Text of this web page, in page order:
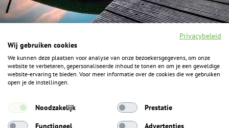
F
a
c
o
o
I
n
s
g
Y
o
u
b
P
i
n
ALGEMENE INFORMATIE
Het Geheim over de grens zijn de Duitse vakantieregio’s
Privacybeleid
Wij gebruiken cookies
We kunnen deze plaatsen voor analyse van onze bezoekersgegevens, om onze
website te verbeteren, gepersonaliseerde inhoud te tonen en om je een geweldige
website-ervaring te bieden. Voor meer informatie over de cookies die we gebruiken
open je de instellingen.
Noodzakelijk
Prestatie
Functioneel
Advertenties